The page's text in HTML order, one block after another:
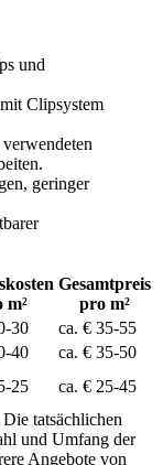
und
Clipsystem
geringer
m²
Gesamtpreis
pro m²
30
ca. € 35-55
40
ca. € 35-50
25
ca. € 25-45
tatsächlichen
und Umfang der
Angebote von